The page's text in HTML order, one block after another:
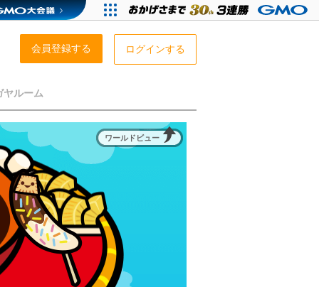
会員登録する ログインする
ヤルーム
ワールドビュー